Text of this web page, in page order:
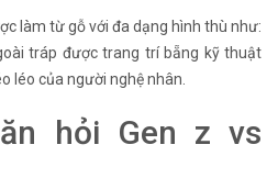
làm từ gỗ với đa dạng hình thù như:
tráp được trang trí bẵng kỹ thuật
léo của người nghệ nhân.
hỏi Gen z vs